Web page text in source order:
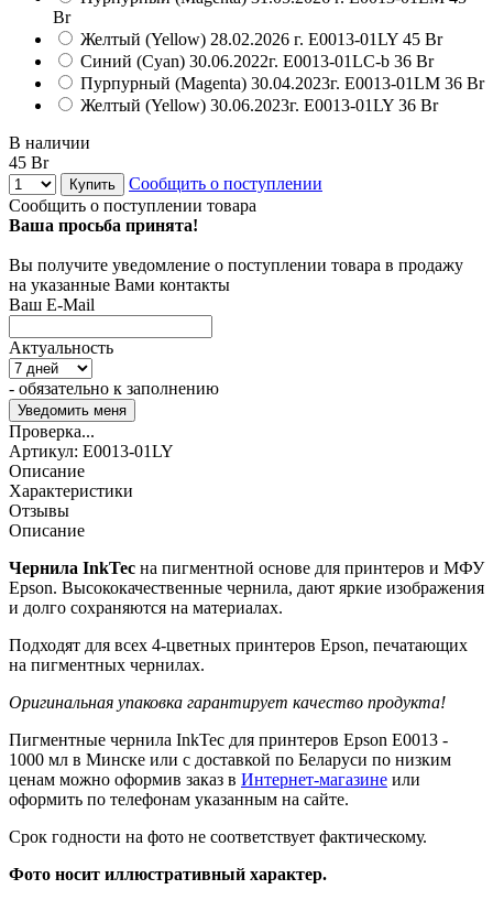
Br
Желтый (Yellow) 28.02.2026 г. E0013-01LY 45 Br
Синий (Cyan) 30.06.2022г. E0013-01LC-b 36 Br
Пурпурный (Magenta) 30.04.2023г. E0013-01LM 36 Br
Желтый (Yellow) 30.06.2023г. E0013-01LY 36 Br
В наличии
45 Br
Купить
Сообщить о поступлении
Сообщить о поступлении товара
Ваша просьба принята!
Вы получите уведомление о поступлении товара в продажу
на указанные Вами контакты
Ваш E-Mail
Актуальность
- обязательно к заполнению
Проверка...
Артикул: E0013-01LY
Описание
Характеристики
Отзывы
Описание
Чернила InkTec на пигментной основе для принтеров и МФУ
Epson. Высококачественные чернила, дают яркие изображения
и долго сохраняются на материалах.
Подходят для всех 4-цветных принтеров Epson, печатающих
на пигментных чернилах.
Оригинальная упаковка гарантирует качество продукта!
Пигментные чернила InkTec для принтеров Epson E0013 -
1000 мл в Минске или с доставкой по Беларуси по низким
ценам можно оформив заказ в Интернет-магазине или
оформить по телефонам указанным на сайте.
Срок годности на фото не соответствует фактическому.
Фото носит иллюстративный характер.